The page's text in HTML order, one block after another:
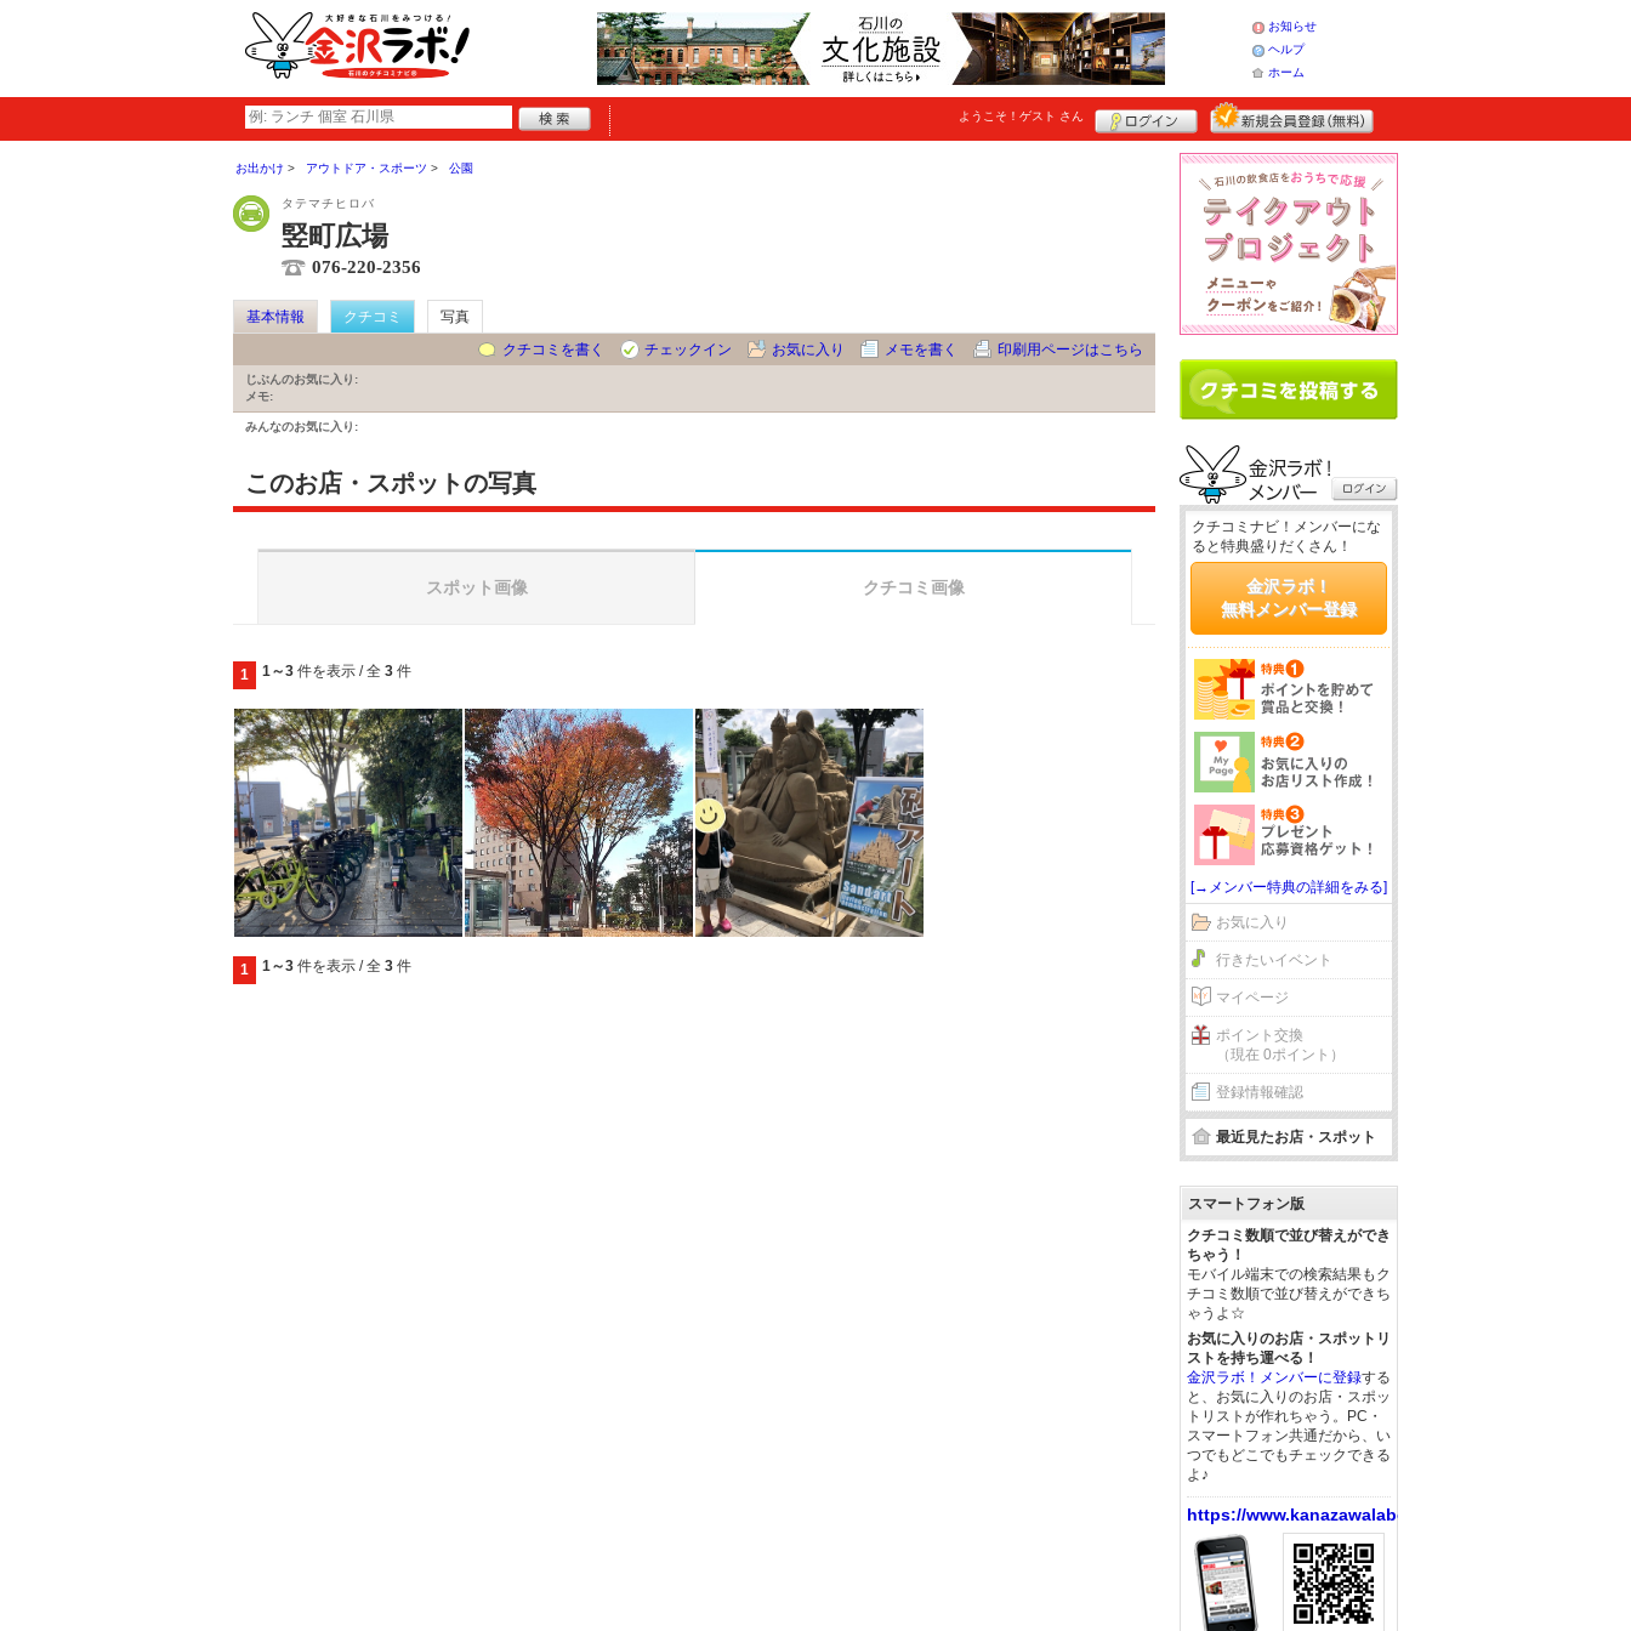
お知らせ
ヘルプ
ホーム
ようこそ！ ゲスト さん
お出かけ アウトドア・スポーツ 公園
タテマチヒロバ
竪町広場
076-220-2356
基本情報 クチコミ
写真
クチコミを書く
チェックイン お気に入り メモを書く 印刷用ページはこちら
じぶんのお気に入り:
メモ:
みんなのお気に入り:
このお店・スポットの写真
スポット画像 クチコミ画像
1 1～3 件を表示 / 全 3 件
1 1～3 件を表示 / 全 3 件
クチコミナビ！メンバーにな
ると特典盛りだくさん！
金沢ラボ！
無料メンバー登録
[→メンバー特典の詳細をみる]
お気に入り
行きたいイベント
マイページ
ポイント交換
（現在 0ポイント）
登録情報確認
最近見たお店・スポット
スマートフォン版
クチコミ数順で並び替えができ
ちゃう！
モバイル端末での検索結果もク
チコミ数順で並び替えができち
ゃうよ☆
お気に入りのお店・スポットリ
ストを持ち運べる！
金沢ラボ！メンバーに登録する
と、お気に入りのお店・スポッ
トリストが作れちゃう。PC・
スマートフォン共通だから、い
つでもどこでもチェックできる
よ♪
https://www.kanazawalabo.net/